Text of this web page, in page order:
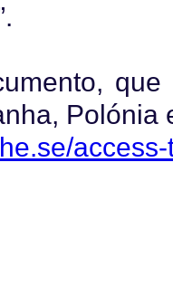
Polónia